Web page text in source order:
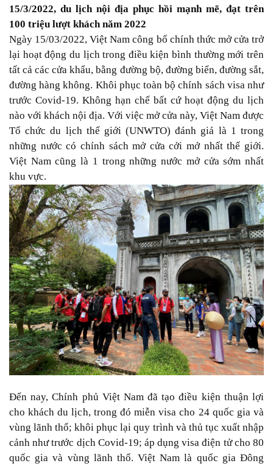
15/3/2022, du lịch nội địa phục hồi mạnh mẽ, đạt trên
100 triệu lượt khách năm 2022
Ngày 15/03/2022, Việt Nam công bố chính thức mở cửa trở
lại hoạt động du lịch trong điều kiện bình thường mới trên
tất cả các cửa khẩu, bằng đường bộ, đường biển, đường sắt,
đường hàng không. Khôi phục toàn bộ chính sách visa như
trước Covid-19. Không hạn chế bất cứ hoạt động du lịch
nào với khách nội địa. Với việc mở cửa này, Việt Nam được
Tổ chức du lịch thế giới (UNWTO) đánh giá là 1 trong
những nước có chính sách mở cửa cởi mở nhất thế giới.
Việt Nam cũng là 1 trong những nước mở cửa sớm nhất
khu vực.
Đến nay, Chính phủ Việt Nam đã tạo điều kiện thuận lợi
cho khách du lịch, trong đó miễn visa cho 24 quốc gia và
vùng lãnh thổ; khôi phục lại quy trình và thủ tục xuất nhập
cảnh như trước dịch Covid-19; áp dụng visa điện tử cho 80
quốc gia và vùng lãnh thổ. Việt Nam là quốc gia Đông